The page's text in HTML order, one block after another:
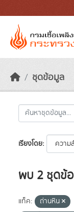
ชุดข้อมูล
เรียงโดย
พบ 2 ชุดข้
แท็ค: ถ่านหิน